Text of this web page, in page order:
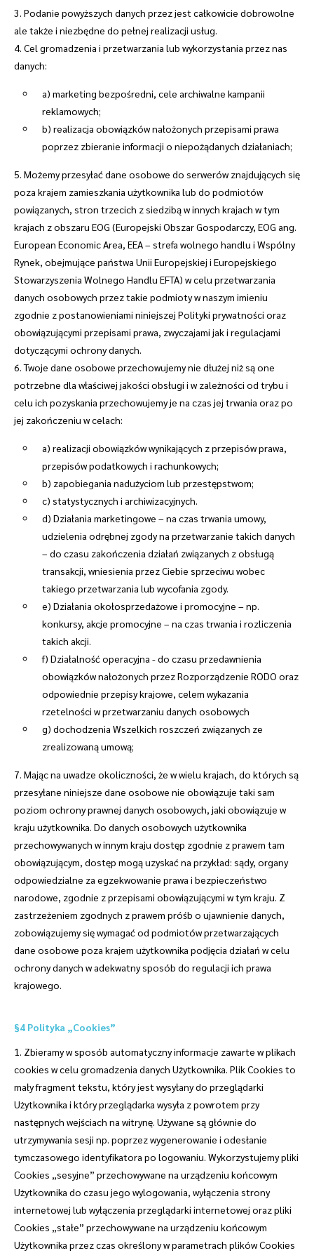
3. Podanie powyższych danych przez jest całkowicie dobrowolne
ale także i niezbędne do pełnej realizacji usług.
4. Cel gromadzenia i przetwarzania lub wykorzystania przez nas
danych:
a) marketing bezpośredni, cele archiwalne kampanii
reklamowych;
b) realizacja obowiązków nałożonych przepisami prawa
poprzez zbieranie informacji o niepożądanych działaniach;
5. Możemy przesyłać dane osobowe do serwerów znajdujących się
poza krajem zamieszkania użytkownika lub do podmiotów
powiązanych, stron trzecich z siedzibą w innych krajach w tym
krajach z obszaru EOG (Europejski Obszar Gospodarczy, EOG ang.
European Economic Area, EEA – strefa wolnego handlu i Wspólny
Rynek, obejmujące państwa Unii Europejskiej i Europejskiego
Stowarzyszenia Wolnego Handlu EFTA) w celu przetwarzania
danych osobowych przez takie podmioty w naszym imieniu
zgodnie z postanowieniami niniejszej Polityki prywatności oraz
obowiązującymi przepisami prawa, zwyczajami jak i regulacjami
dotyczącymi ochrony danych.
6. Twoje dane osobowe przechowujemy nie dłużej niż są one
potrzebne dla właściwej jakości obsługi i w zależności od trybu i
celu ich pozyskania przechowujemy je na czas jej trwania oraz po
jej zakończeniu w celach:
a) realizacji obowiązków wynikających z przepisów prawa,
przepisów podatkowych i rachunkowych;
b) zapobiegania nadużyciom lub przestępstwom;
c) statystycznych i archiwizacyjnych.
d) Działania marketingowe – na czas trwania umowy,
udzielenia odrębnej zgody na przetwarzanie takich danych
– do czasu zakończenia działań związanych z obsługą
transakcji, wniesienia przez Ciebie sprzeciwu wobec
takiego przetwarzania lub wycofania zgody.
e) Działania okołosprzedażowe i promocyjne – np.
konkursy, akcje promocyjne – na czas trwania i rozliczenia
takich akcji.
f) Działalność operacyjna - do czasu przedawnienia
obowiązków nałożonych przez Rozporządzenie RODO oraz
odpowiednie przepisy krajowe, celem wykazania
rzetelności w przetwarzaniu danych osobowych
g) dochodzenia Wszelkich roszczeń związanych ze
zrealizowaną umową;
7. Mając na uwadze okoliczności, że w wielu krajach, do których są
przesyłane niniejsze dane osobowe nie obowiązuje taki sam
poziom ochrony prawnej danych osobowych, jaki obowiązuje w
kraju użytkownika. Do danych osobowych użytkownika
przechowywanych w innym kraju dostęp zgodnie z prawem tam
obowiązującym, dostęp mogą uzyskać na przykład: sądy, organy
odpowiedzialne za egzekwowanie prawa i bezpieczeństwo
narodowe, zgodnie z przepisami obowiązującymi w tym kraju. Z
zastrzeżeniem zgodnych z prawem próśb o ujawnienie danych,
zobowiązujemy się wymagać od podmiotów przetwarzających
dane osobowe poza krajem użytkownika podjęcia działań w celu
ochrony danych w adekwatny sposób do regulacji ich prawa
krajowego.
§4 Polityka „Cookies”
1. Zbieramy w sposób automatyczny informacje zawarte w plikach
cookies w celu gromadzenia danych Użytkownika. Plik Cookies to
mały fragment tekstu, który jest wysyłany do przeglądarki
Użytkownika i który przeglądarka wysyła z powrotem przy
następnych wejściach na witrynę. Używane są głównie do
utrzymywania sesji np. poprzez wygenerowanie i odesłanie
tymczasowego identyfikatora po logowaniu. Wykorzystujemy pliki
Cookies „sesyjne” przechowywane na urządzeniu końcowym
Użytkownika do czasu jego wylogowania, wyłączenia strony
internetowej lub wyłączenia przeglądarki internetowej oraz pliki
Cookies „stałe” przechowywane na urządzeniu końcowym
Użytkownika przez czas określony w parametrach plików Cookies